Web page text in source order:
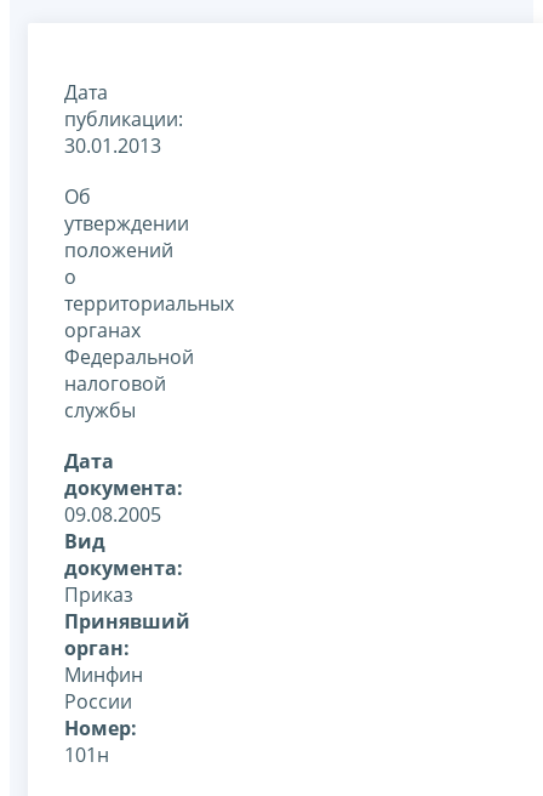
Дата
публикации:
30.01.2013
Об
утверждении
положений
о
территориальных
органах
Федеральной
налоговой
службы
Дата
документа:
09.08.2005
Вид
документа:
Приказ
Принявший
орган:
Минфин
России
Номер:
101н